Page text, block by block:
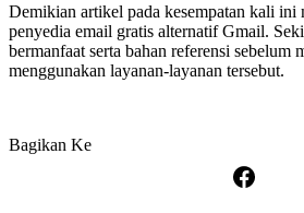
Demikian artikel pada kesempatan kali ini
penyedia email gratis alternatif Gmail.
bermanfaat serta bahan referensi sebelum
menggunakan layanan-layanan tersebut.
Bagikan Ke